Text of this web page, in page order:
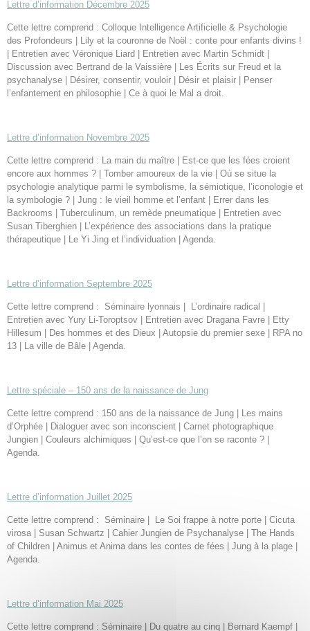
Lettre d’information Décembre 2025
Cette lettre comprend : Colloque Intelligence Artificielle & Psychologie
des Profondeurs | Lily et la couronne de Noël : conte pour enfants divins !
| Entretien avec Véronique Liard | Entretien avec Martin Schmidt |
Discussion avec Bertrand de la Vaissière | Les Écrits sur Freud et la
psychanalyse | Désirer, consentir, vouloir | Désir et plaisir | Penser
l’enfantement en philosophie | Ce à quoi le Mal a droit.
Lettre d’information Novembre 2025
Cette lettre comprend : La main du maître | Est-ce que les fées croient
encore aux hommes ? | Tomber amoureux de la vie | Où se situe la
psychologie analytique parmi le symbolisme, la sémiotique, l’iconologie et
la symbologie ? | Jung : le vieil homme et l’enfant | Errer dans les
Backrooms | Tuberculinum, un remède pneumatique | Entretien avec
Susan Tiberghien | L’expérience des associations dans la pratique
thérapeutique | Le Yi Jing et l’individuation | Agenda.
Lettre d’information Septembre 2025
Cette lettre comprend : Séminaire lyonnais | L’ordinaire radical |
Entretien avec Yury Li-Toroptsov | Entretien avec Dragana Favre | Etty
Hillesum | Des hommes et des Dieux | Autopsie du premier sexe | RPA no
13 | La ville de Bâle | Agenda.
Lettre spéciale – 150 ans de la naissance de Jung
Cette lettre comprend : 150 ans de la naissance de Jung | Les mains
d’Orphée | Dialoguer avec son inconscient | Carnet photographique
Jungien | Couleurs alchimiques | Qu’est-ce que l’on se raconte ? |
Agenda.
Lettre d’information Juillet 2025
Cette lettre comprend : Séminaire | Le Soi frappe à notre porte | Cicuta
virosa | Susan Schwartz | Cahier Jungien de Psychanalyse | The Hands
of Children | Animus et Anima dans les contes de fées | Jung à la plage |
Agenda.
Lettre d’information Mai 2025
Cette lettre comprend : Séminaire | Du quatre au cinq | Bernard Kaempf |